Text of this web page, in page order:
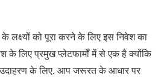
को पूरा करने के लिए इस निवेश का
लिए प्रमुख प्लेटफार्मों में से एक है क्योंकि
के लिए, आप जरूरत के आधार पर